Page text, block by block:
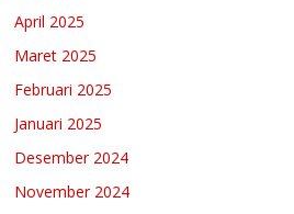
April 2025
Maret 2025
Februari 2025
Januari 2025
Desember 2024
November 2024